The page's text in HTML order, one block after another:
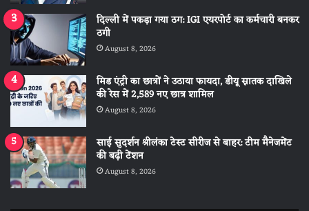
दिल्ली में पकड़ा गया ठग: IGI एयरपोर्ट का कर्मचारी बनकर
ठगी
August 8, 2026
मिड एंट्री का छात्रों ने उठाया फायदा, डीयू स्नातक दाखिले
की रेस में 2,589 नए छात्र शामिल
August 8, 2026
साई सुदर्शन श्रीलंका टेस्ट सीरीज से बाहर: टीम मैनेजमेंट
की बढ़ी टेंशन
August 8, 2026